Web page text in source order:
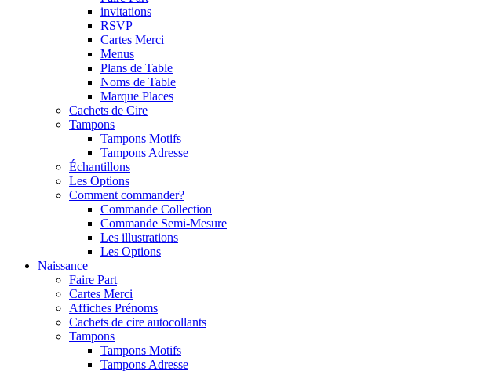
invitations
RSVP
Cartes Merci
Menus
Plans de Table
Noms de Table
Marque Places
Cachets de Cire
Tampons
Tampons Motifs
Tampons Adresse
Échantillons
Les Options
Comment commander?
Commande Collection
Commande Semi-Mesure
Les illustrations
Les Options
Naissance
Faire Part
Cartes Merci
Affiches Prénoms
Cachets de cire autocollants
Tampons
Tampons Motifs
Tampons Adresse